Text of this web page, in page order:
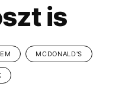
DESIGN
ARCOK
TÖRTÉNETEK
is
MCDONALD'S